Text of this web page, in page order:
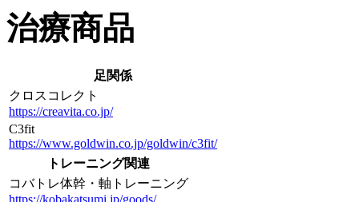
治療商品
足関係
クロスコレクト
https://creavita.co.jp/
C3fit
https://www.goldwin.co.jp/goldwin/c3fit/
トレーニング関連
コバトレ体幹・軸トレーニング